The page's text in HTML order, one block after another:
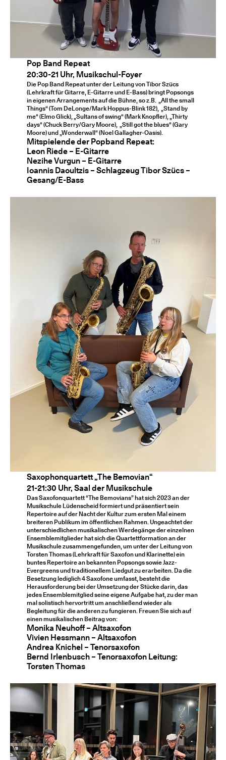
Pop Band Repeat
20:30-21 Uhr, Musikschul-Foyer
Die Pop Band Repeat unter der Leitung von Tibor Szücs
(Lehrkraft für Gitarre, E-Gitarre und E-Bass) bringt Popsongs
in eigenen Arrangements auf die Bühne, so z.B. „All the small
Things“ (Tom DeLonge/Mark Hoppus-Blink 182), „Stand by
me“ (Elmo Glick), „Sultans of swing“ (Mark Knopfler), „Thirty
days“ (Chuck Berry/Gary Moore), „Still got the blues“ (Gary
Moore) und „Wonderwall“ (Noel Gallagher-Oasis).
Mitspielende der Popband Repeat:
Leon Riede – E-Gitarre
Nezihe Vurgun – E-Gitarre
Ioannis Daoultzis – Schlagzeug Tibor Szücs –
Gesang/E-Bass
Saxophonquartett „The Bemovian“
21-21:30 Uhr, Saal der Musikschule
Das Saxofonquartett “The Bemovians” hat sich 2023 an der
Musikschule Lüdenscheid formiert und präsentiert sein
Repertoire auf der Nacht der Kultur zum ersten Mal einem
breiteren Publikum im öffentlichen Rahmen. Ungeachtet der
unterschiedlichen musikalischen Werdegänge der einzelnen
Ensemblemitglieder hat sich die Quartettformation an der
Musikschule zusammengefunden, um unter der Leitung von
Torsten Thomas (Lehrkraft für Saxofon und Klarinette) ein
buntes Repertoire an bekannten Popsongs sowie Jazz-
Evergreens und traditionellem Liedgut zu erarbeiten. Da die
Besetzung lediglich 4 Saxofone umfasst, besteht die
Herausforderung bei der Umsetzung der Stücke darin, das
jedes Ensemblemitglied seine eigene Aufgabe hat, zu der man
mal solistisch hervortritt um anschließend wieder als
Begleitung für die anderen zu fungieren. Freuen Sie sich auf
einen musikalischen Beitrag von:
Monika Neuhoff – Altsaxofon
Vivien Hessmann – Altsaxofon
Andrea Knichel – Tenorsaxofon
Bernd Irlenbusch – Tenorsaxofon Leitung:
Torsten Thomas